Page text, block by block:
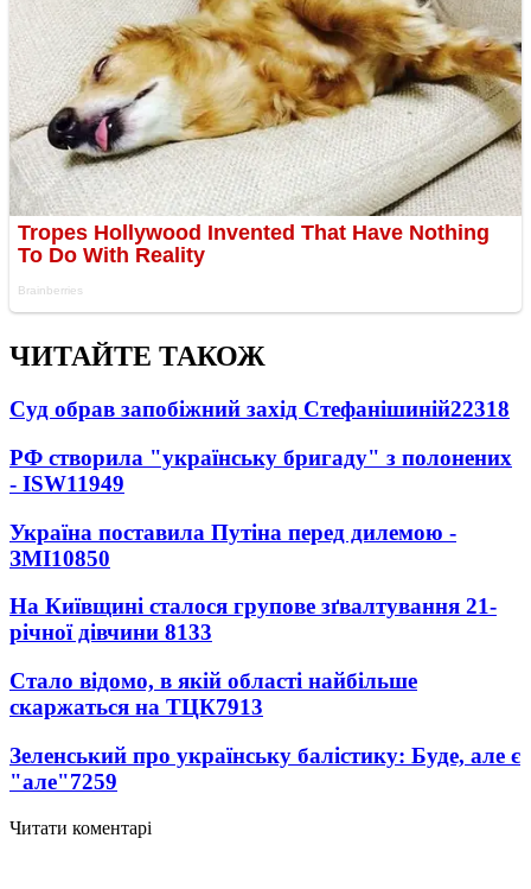
ЧИТАЙТЕ ТАКОЖ
Суд обрав запобіжний захід Стефанішиній22318
РФ створила "українську бригаду" з полонених
- ISW11949
Україна поставила Путіна перед дилемою -
ЗМІ10850
На Київщині сталося групове зґвалтування 21-
річної дівчини 8133
Стало відомо, в якій області найбільше
скаржаться на ТЦК7913
Зеленський про українську балістику: Буде, але є
"але"7259
Читати коментарі